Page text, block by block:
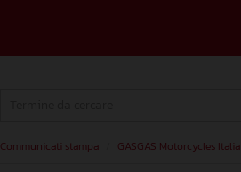
Communicati stampa GASGAS Motorcycles Italia